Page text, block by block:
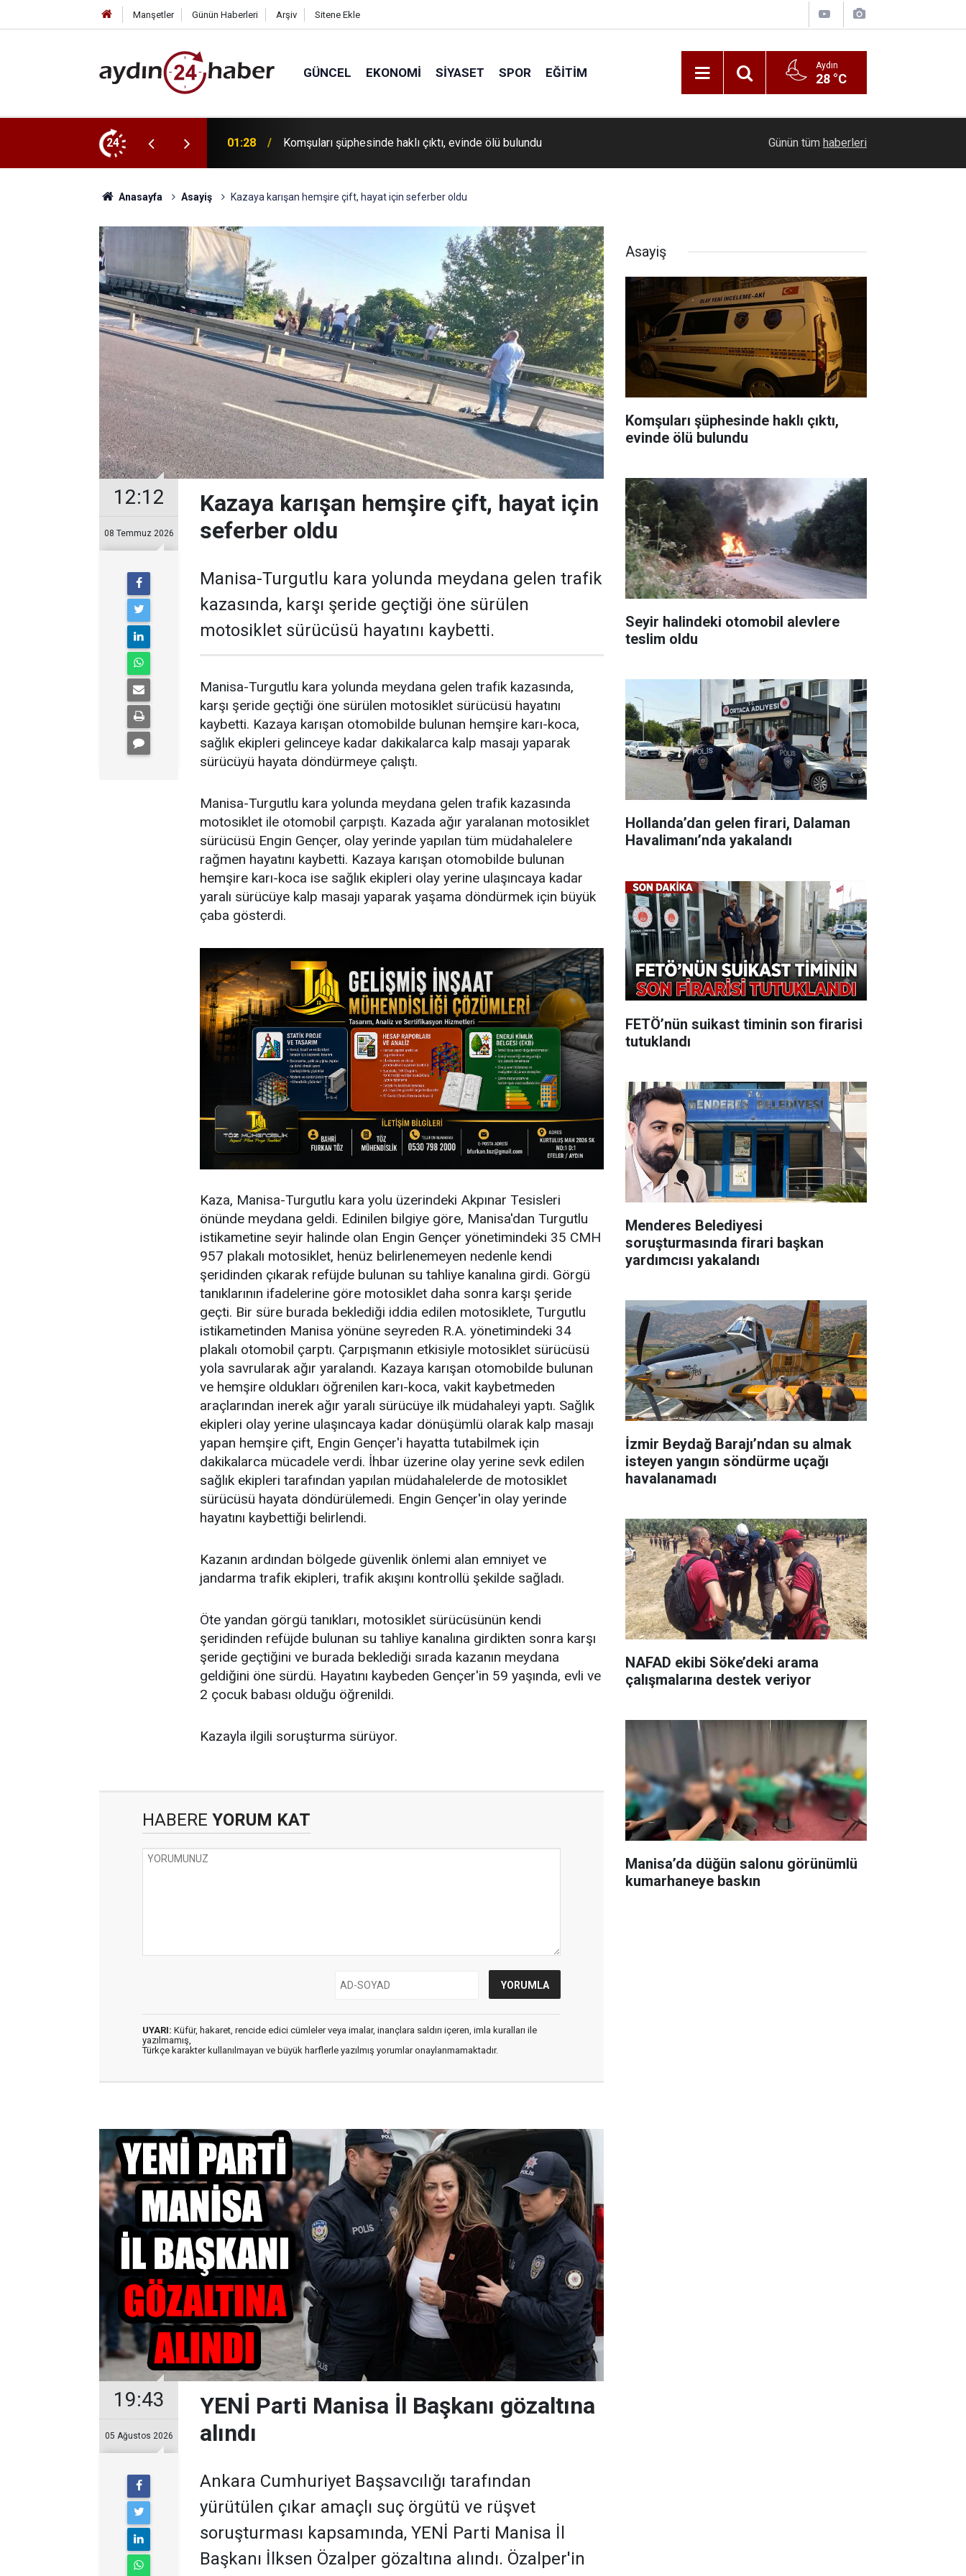
Manşetler Günün Haberleri Arşiv Sitene Ekle
GÜNCEL EKONOMI SIYASET SPOR EĞITIM Aydın
28 °C
24 23:13 SEO ve Backlink Çalışmalarında Yapılan Hatalar Seyir halindeki otomobil alevlere teslim oldu
Günün tüm haberleri
Anasayfa Asayiş Kazaya karışan hemşire çift, hayat için seferber oldu
12:12
08 Temmuz 2026
Kazaya karışan hemşire çift, hayat için
seferber oldu
Manisa-Turgutlu kara yolunda meydana gelen trafik
kazasında, karşı şeride geçtiği öne sürülen
motosiklet sürücüsü hayatını kaybetti.
Manisa-Turgutlu kara yolunda meydana gelen trafik kazasında,
karşı şeride geçtiği öne sürülen motosiklet sürücüsü hayatını
kaybetti. Kazaya karışan otomobilde bulunan hemşire karı-koca,
sağlık ekipleri gelinceye kadar dakikalarca kalp masajı yaparak
sürücüyü hayata döndürmeye çalıştı.
Manisa-Turgutlu kara yolunda meydana gelen trafik kazasında
motosiklet ile otomobil çarpıştı. Kazada ağır yaralanan motosiklet
sürücüsü Engin Gençer, olay yerinde yapılan tüm müdahalelere
rağmen hayatını kaybetti. Kazaya karışan otomobilde bulunan
hemşire karı-koca ise sağlık ekipleri olay yerine ulaşıncaya kadar
yaralı sürücüye kalp masajı yaparak yaşama döndürmek için büyük
çaba gösterdi.
Kaza, Manisa-Turgutlu kara yolu üzerindeki Akpınar Tesisleri
önünde meydana geldi. Edinilen bilgiye göre, Manisa'dan Turgutlu
istikametine seyir halinde olan Engin Gençer yönetimindeki 35 CMH
957 plakalı motosiklet, henüz belirlenemeyen nedenle kendi
şeridinden çıkarak refüjde bulunan su tahliye kanalına girdi. Görgü
tanıklarının ifadelerine göre motosiklet daha sonra karşı şeride
geçti. Bir süre burada beklediği iddia edilen motosiklete, Turgutlu
istikametinden Manisa yönüne seyreden R.A. yönetimindeki 34
plakalı otomobil çarptı. Çarpışmanın etkisiyle motosiklet sürücüsü
yola savrularak ağır yaralandı. Kazaya karışan otomobilde bulunan
ve hemşire oldukları öğrenilen karı-koca, vakit kaybetmeden
araçlarından inerek ağır yaralı sürücüye ilk müdahaleyi yaptı. Sağlık
ekipleri olay yerine ulaşıncaya kadar dönüşümlü olarak kalp masajı
yapan hemşire çift, Engin Gençer'i hayatta tutabilmek için
dakikalarca mücadele verdi. İhbar üzerine olay yerine sevk edilen
sağlık ekipleri tarafından yapılan müdahalelerde de motosiklet
sürücüsü hayata döndürülemedi. Engin Gençer'in olay yerinde
hayatını kaybettiği belirlendi.
Kazanın ardından bölgede güvenlik önlemi alan emniyet ve
jandarma trafik ekipleri, trafik akışını kontrollü şekilde sağladı.
Öte yandan görgü tanıkları, motosiklet sürücüsünün kendi
şeridinden refüjde bulunan su tahliye kanalına girdikten sonra karşı
şeride geçtiğini ve burada beklediği sırada kazanın meydana
geldiğini öne sürdü. Hayatını kaybeden Gençer'in 59 yaşında, evli ve
2 çocuk babası olduğu öğrenildi.
Kazayla ilgili soruşturma sürüyor.
HABERE YORUM KAT
UYARI: Küfür, hakaret, rencide edici cümleler veya imalar, inançlara saldırı içeren, imla kuralları ile
yazılmamış,
Türkçe karakter kullanılmayan ve büyük harflerle yazılmış yorumlar onaylanmamaktadır.
19:43
05 Ağustos 2026
YENİ Parti Manisa İl Başkanı gözaltına
alındı
Ankara Cumhuriyet Başsavcılığı tarafından
yürütülen çıkar amaçlı suç örgütü ve rüşvet
soruşturması kapsamında, YENİ Parti Manisa İl
Başkanı İlksen Özalper gözaltına alındı. Özalper'in
Asayiş
Komşuları şüphesinde haklı çıktı,
evinde ölü bulundu
Seyir halindeki otomobil alevlere
teslim oldu
Hollanda’dan gelen firari, Dalaman
Havalimanı’nda yakalandı
FETÖ’nün suikast timinin son firarisi
tutuklandı
Menderes Belediyesi
soruşturmasında firari başkan
yardımcısı yakalandı
İzmir Beydağ Barajı’ndan su almak
isteyen yangın söndürme uçağı
havalanamadı
NAFAD ekibi Söke’deki arama
çalışmalarına destek veriyor
Manisa’da düğün salonu görünümlü
kumarhaneye baskın